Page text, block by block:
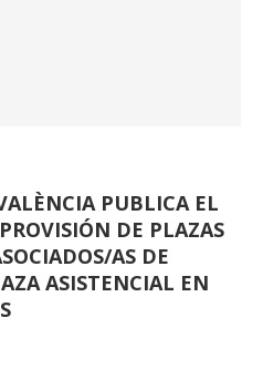
PUBLICA EL
DE PLAZAS
AS DE
ASISTENCIAL EN